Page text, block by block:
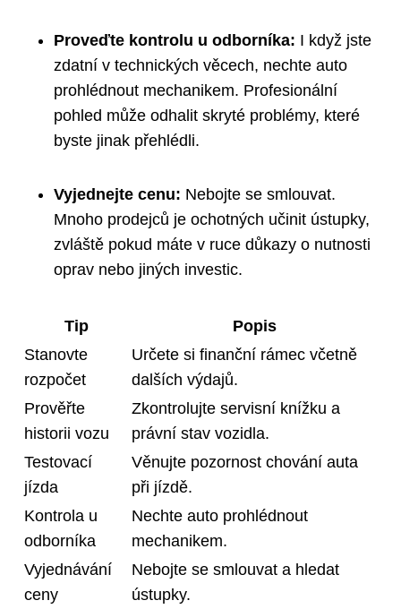
Proveďte kontrolu u odborníka: I když jste
zdatní ‌v‌ technických‌ věcech, nechte auto⁤
prohlédnout mechanikem.‍ Profesionální
pohled může odhalit‌ skryté problémy, které
‍byste jinak přehlédli.
Vyjednejte cenu: Nebojte se ⁤smlouvat.
Mnoho⁤ prodejců⁤ je ochotných učinit ústupky,
zvláště pokud máte v​ ruce důkazy​ o​ nutnosti
oprav nebo ⁢jiných investic.
Tip
Popis
Stanovte‌
rozpočet
Určete⁢ si finanční ​rámec včetně
dalších výdajů.
Prověřte
⁣historii‌ vozu
Zkontrolujte servisní knížku ⁤a
právní stav vozidla.
Testovací
⁢jízda
Věnujte pozornost chování auta
při jízdě.
Kontrola u
odborníka
Nechte​ auto prohlédnout⁢
mechanikem.
Vyjednávání
ceny
Nebojte ⁤se smlouvat ⁤a hledat​
ústupky.